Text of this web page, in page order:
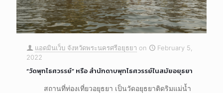
แอดมินเว็บ จังหวัดพระนครศรีอยุธยา on
February 5,
2022
“วัดพุทไธศวรรย์” หรือ สำนักดาบพุทไธศวรรย์ในสมัยอยุธยา
สถานที่ท่องเที่ยวอยุธยา เป็นวัดอยุธยาติดริมแม่น้ำ